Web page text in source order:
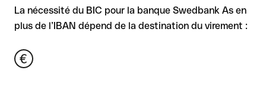
La nécessité du BIC pour la banque Swedbank As en
plus de l’IBAN dépend de la destination du virement :